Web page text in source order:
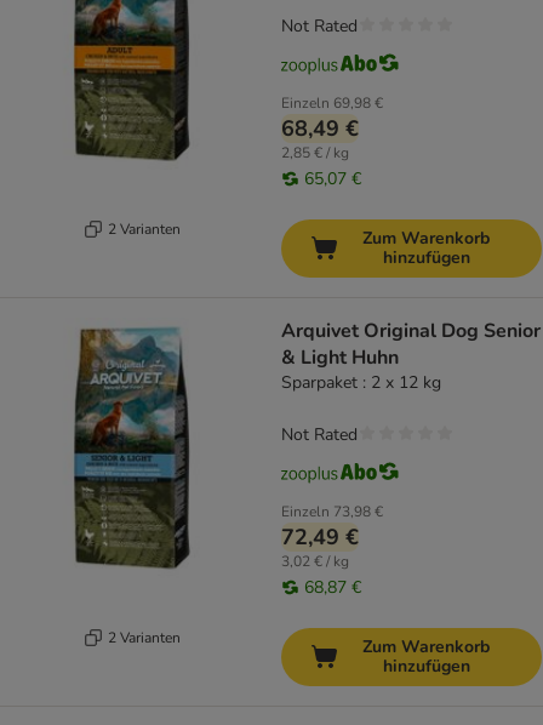
2 Varianten
Einzeln 69,98 €
68,49 €
2,85 € / kg
65,07 €
Not Rated
Zum Warenkorb
hinzufügen
2 Varianten
Arquivet Original Dog Senior
& Light Huhn
Sparpaket : 2 x 12 kg
Einzeln 73,98 €
72,49 €
3,02 € / kg
68,87 €
Not Rated
Zum Warenkorb
hinzufügen